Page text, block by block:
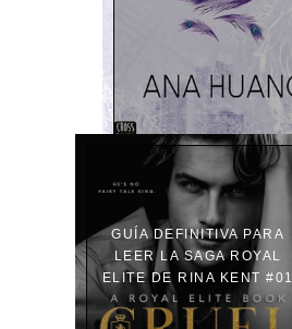
GUÍA DEFINITIVA PARA
LEER LA SAGA ROYAL
ELITE DE RINA KENT #01